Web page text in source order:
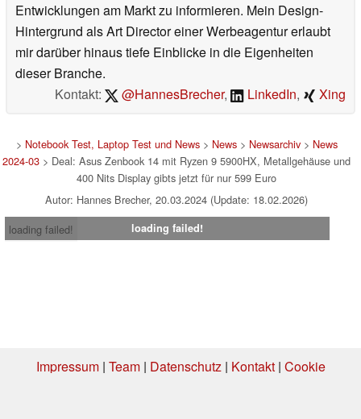
Entwicklungen am Markt zu informieren. Mein Design-
Hintergrund als Art Director einer Werbeagentur erlaubt
mir darüber hinaus tiefe Einblicke in die Eigenheiten
dieser Branche.
Kontakt:
@HannesBrecher, LinkedIn, Xing
> Notebook Test, Laptop Test und News> News> Newsarchiv> News
2024-03 > Deal: Asus Zenbook 14 mit Ryzen 9 5900HX, Metallgehäuse und
400 Nits Display gibts jetzt für nur 599 Euro
Autor: Hannes Brecher, 20.03.2024 (Update: 18.02.2026)
loading failed!
loading failed!
Impressum| Team| Datenschutz| Kontakt| Cookie